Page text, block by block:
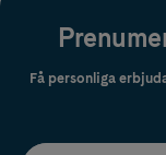
Få personliga